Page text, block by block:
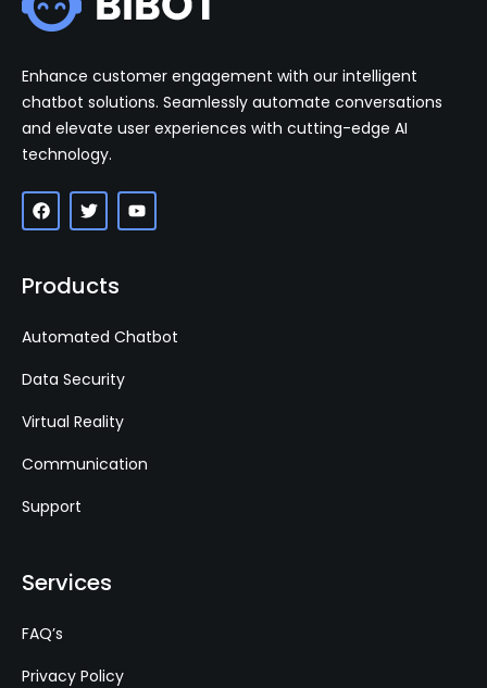
Enhance customer engagement with our intelligent
chatbot solutions. Seamlessly automate conversations
and elevate user experiences with cutting-edge AI
technology.
Products
Automated Chatbot
Data Security
Virtual Reality
Communication
Support
Services
FAQ’s
Privacy Policy